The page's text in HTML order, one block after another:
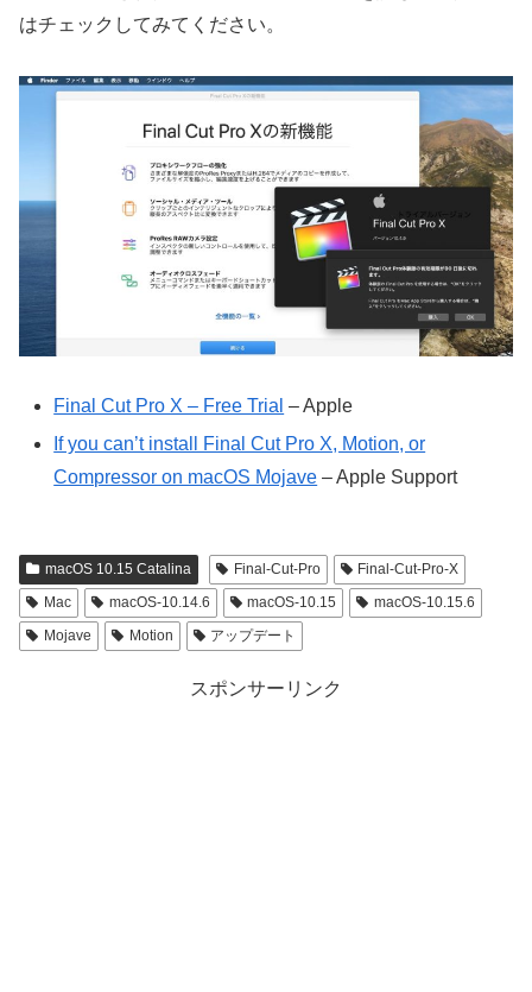
はチェックしてみてください。
Final Cut Pro X – Free Trial – Apple
If you can’t install Final Cut Pro X, Motion, or
Compressor on macOS Mojave – Apple Support
macOS 10.15 Catalina Final-Cut-Pro
Final-Cut-Pro-X
Mac
macOS-10.14.6 macOS-10.15
macOS-10.15.6
Mojave
Motion アップデート
スポンサーリンク